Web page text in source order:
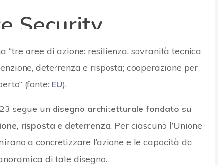
aree di azione: resilienza, sovranità tecnica
deterrenza e risposta; cooperazione per
(fonte: EU).
segue un disegno architetturale fondato su
risposta e deterrenza. Per ciascuno l’Unione
a concretizzare l’azione e le capacità da
di tale disegno.